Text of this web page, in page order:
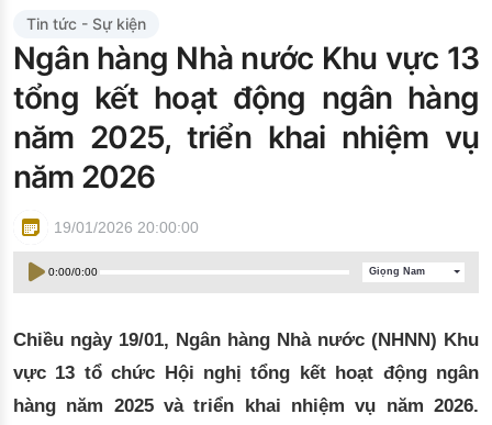
Đào tạo ISO
Tin tức - Sự kiện
Ngân hàng Nhà nước Khu vực 13
tổng kết hoạt động ngân hàng
năm 2025, triển khai nhiệm vụ
năm 2026
19/01/2026 20:00:00
0:00/0:00 Giọng Nam
Chiều ngày 19/01, Ngân hàng Nhà nước (NHNN) Khu
vực 13 tổ chức Hội nghị tổng kết hoạt động ngân
hàng năm 2025 và triển khai nhiệm vụ năm 2026.